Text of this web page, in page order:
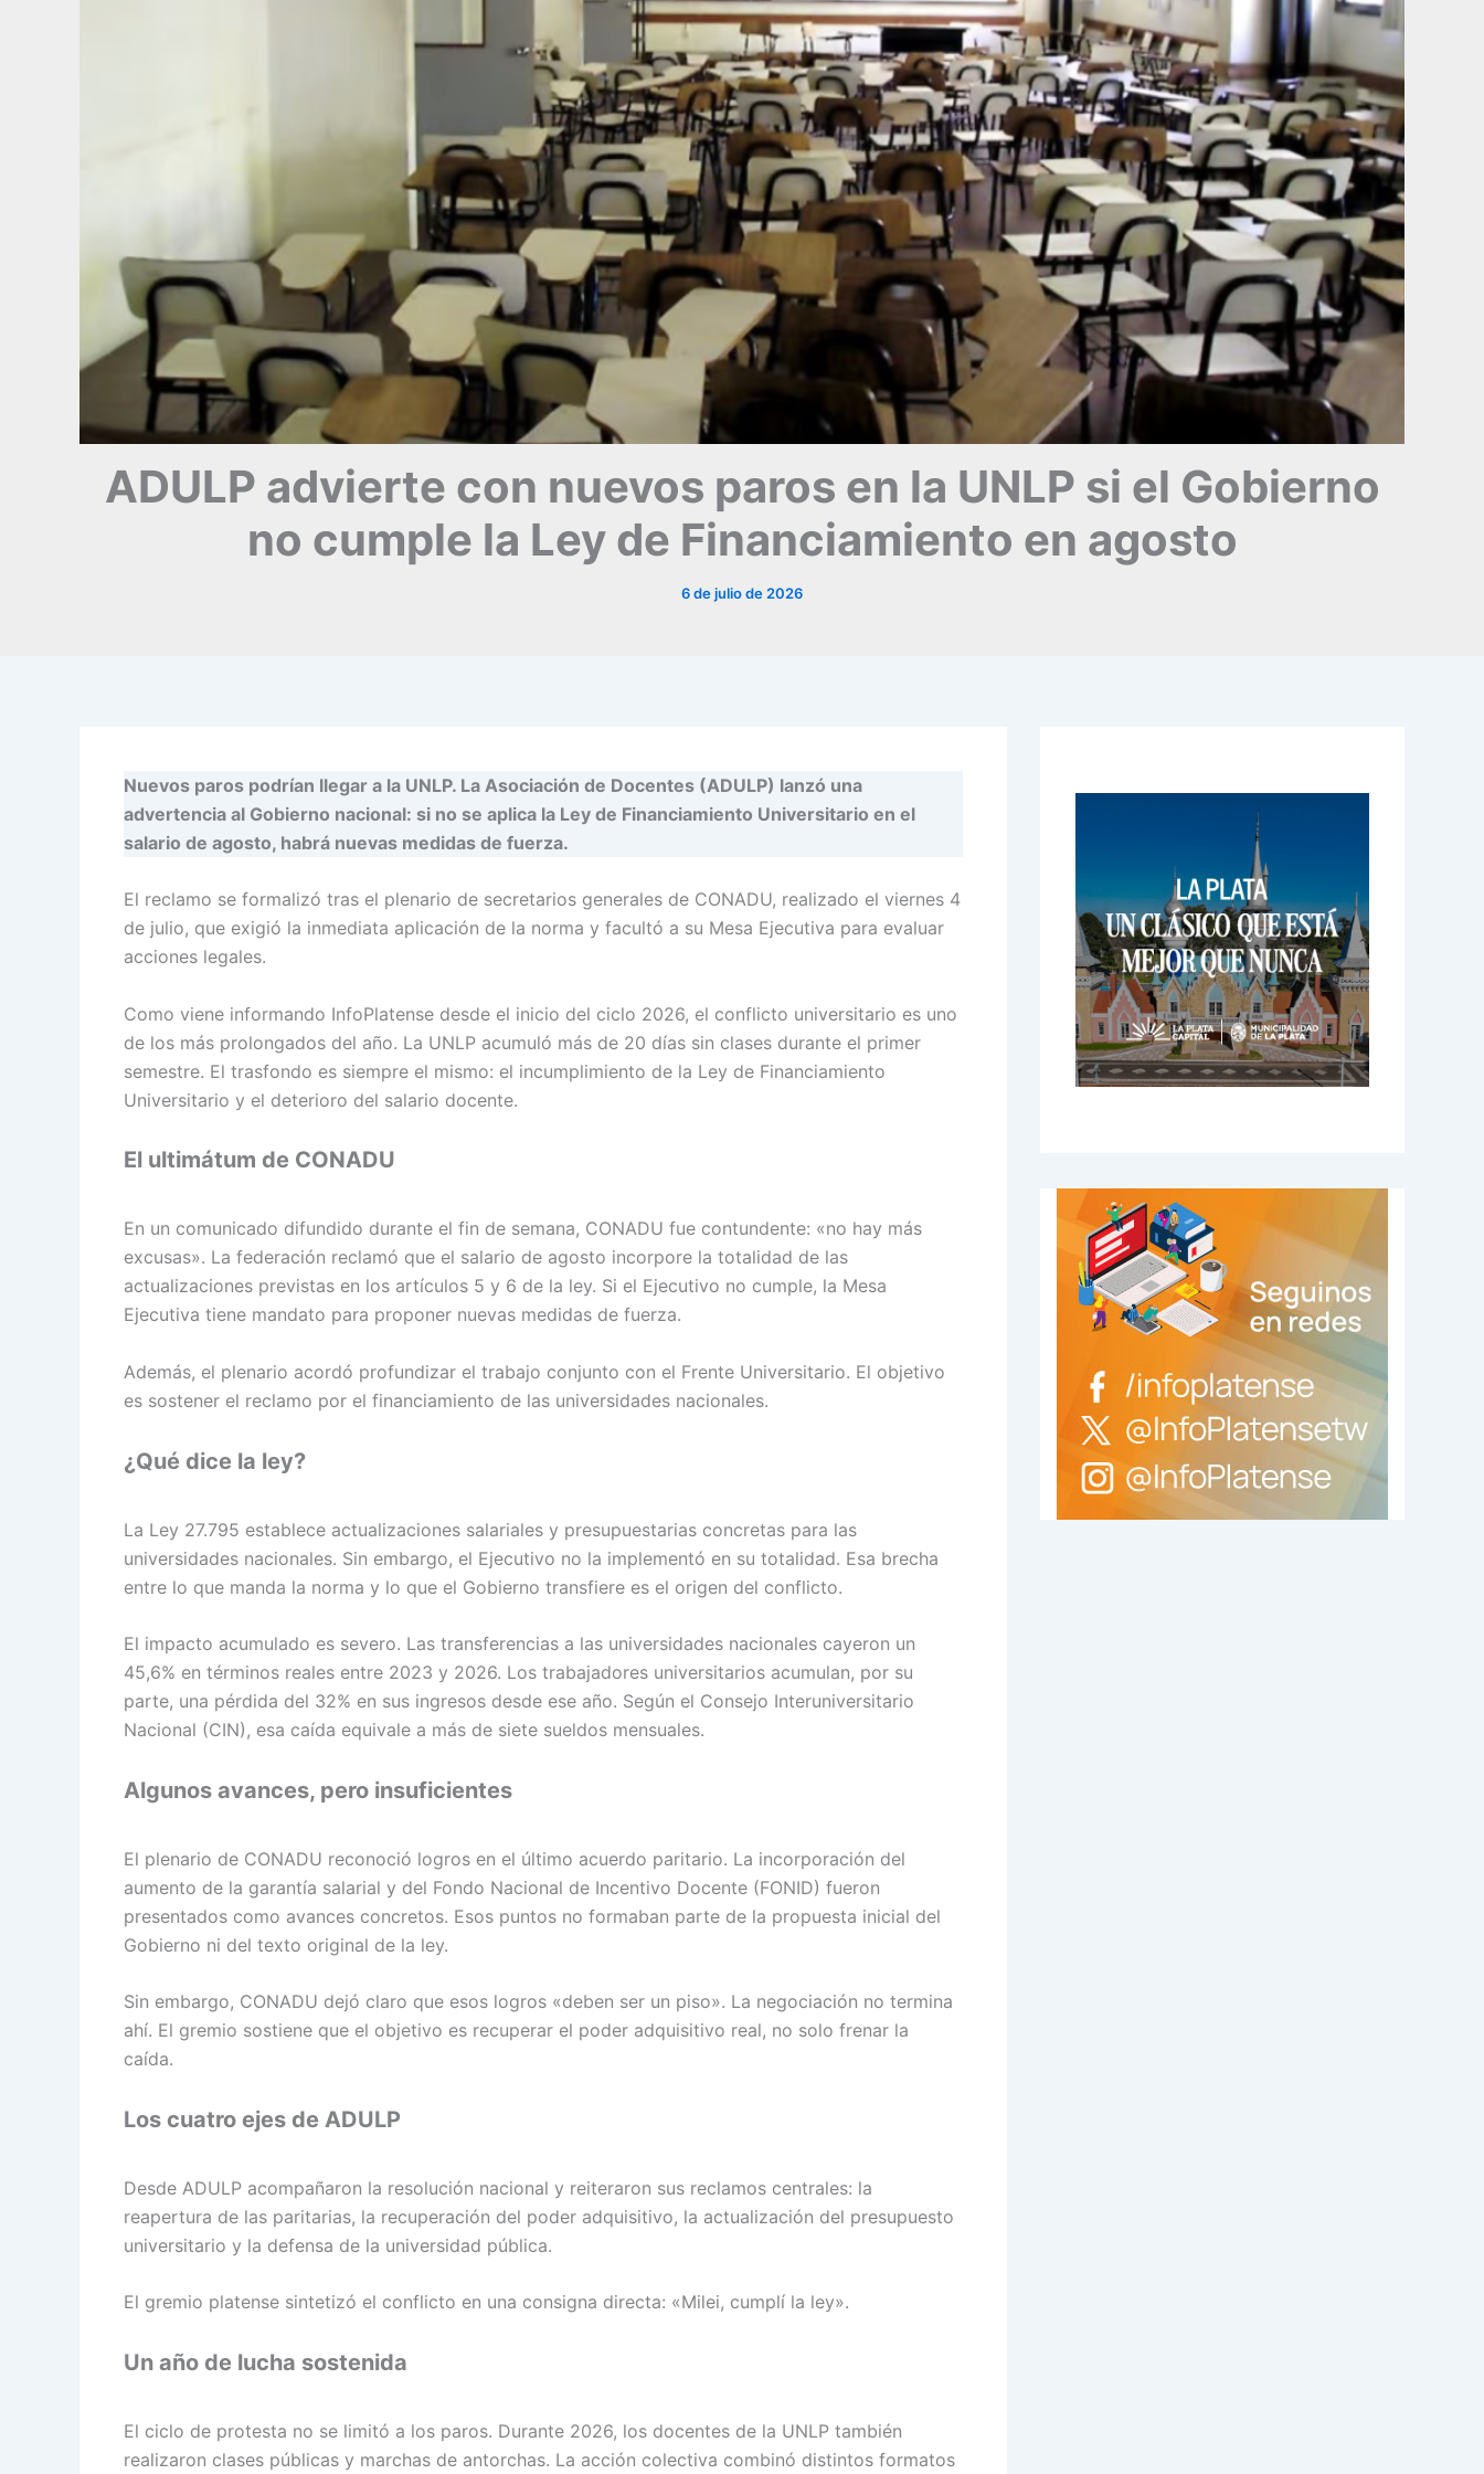
ADULP advierte con nuevos paros en la UNLP si el Gobierno
no cumple la Ley de Financiamiento en agosto
6 de julio de 2026
Nuevos paros podrían llegar a la UNLP. La Asociación de Docentes (ADULP) lanzó una
advertencia al Gobierno nacional: si no se aplica la Ley de Financiamiento Universitario en el
salario de agosto, habrá nuevas medidas de fuerza.
El reclamo se formalizó tras el plenario de secretarios generales de CONADU, realizado el viernes 4
de julio, que exigió la inmediata aplicación de la norma y facultó a su Mesa Ejecutiva para evaluar
acciones legales.
Como viene informando InfoPlatense desde el inicio del ciclo 2026, el conflicto universitario es uno
de los más prolongados del año. La UNLP acumuló más de 20 días sin clases durante el primer
semestre. El trasfondo es siempre el mismo: el incumplimiento de la Ley de Financiamiento
Universitario y el deterioro del salario docente.
El ultimátum de CONADU
En un comunicado difundido durante el fin de semana, CONADU fue contundente: «no hay más
excusas». La federación reclamó que el salario de agosto incorpore la totalidad de las
actualizaciones previstas en los artículos 5 y 6 de la ley. Si el Ejecutivo no cumple, la Mesa
Ejecutiva tiene mandato para proponer nuevas medidas de fuerza.
Además, el plenario acordó profundizar el trabajo conjunto con el Frente Universitario. El objetivo
es sostener el reclamo por el financiamiento de las universidades nacionales.
¿Qué dice la ley?
La Ley 27.795 establece actualizaciones salariales y presupuestarias concretas para las
universidades nacionales. Sin embargo, el Ejecutivo no la implementó en su totalidad. Esa brecha
entre lo que manda la norma y lo que el Gobierno transfiere es el origen del conflicto.
El impacto acumulado es severo. Las transferencias a las universidades nacionales cayeron un
45,6% en términos reales entre 2023 y 2026. Los trabajadores universitarios acumulan, por su
parte, una pérdida del 32% en sus ingresos desde ese año. Según el Consejo Interuniversitario
Nacional (CIN), esa caída equivale a más de siete sueldos mensuales.
Algunos avances, pero insuficientes
El plenario de CONADU reconoció logros en el último acuerdo paritario. La incorporación del
aumento de la garantía salarial y del Fondo Nacional de Incentivo Docente (FONID) fueron
presentados como avances concretos. Esos puntos no formaban parte de la propuesta inicial del
Gobierno ni del texto original de la ley.
Sin embargo, CONADU dejó claro que esos logros «deben ser un piso». La negociación no termina
ahí. El gremio sostiene que el objetivo es recuperar el poder adquisitivo real, no solo frenar la
caída.
Los cuatro ejes de ADULP
Desde ADULP acompañaron la resolución nacional y reiteraron sus reclamos centrales: la
reapertura de las paritarias, la recuperación del poder adquisitivo, la actualización del presupuesto
universitario y la defensa de la universidad pública.
El gremio platense sintetizó el conflicto en una consigna directa: «Milei, cumplí la ley».
Un año de lucha sostenida
El ciclo de protesta no se limitó a los paros. Durante 2026, los docentes de la UNLP también
realizaron clases públicas y marchas de antorchas. La acción colectiva combinó distintos formatos